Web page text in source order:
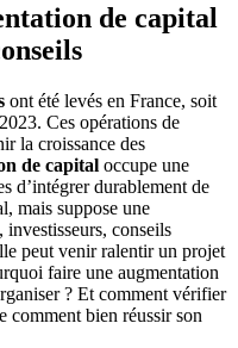
de capital
ont été levés en France, soit
Ces opérations de
la croissance des
de capital occupe une
d’intégrer durablement de
mais suppose une
investisseurs, conseils
peut venir ralentir un projet
faire une augmentation
? Et comment vérifier
comment bien réussir son